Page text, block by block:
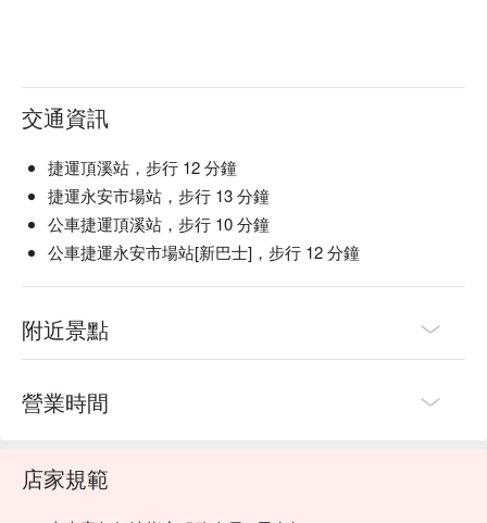
交通資訊
捷運頂溪站，步行 12 分鐘
捷運永安市場站，步行 13 分鐘
公車捷運頂溪站，步行 10 分鐘
公車捷運永安市場站[新巴士]，步行 12 分鐘
附近景點
營業時間
店家規範